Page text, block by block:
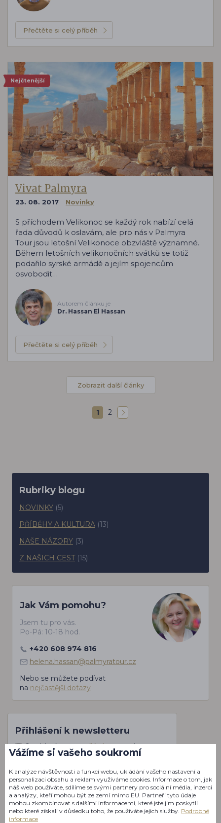
Přečtěte si celý příběh
Nejčtenější
Autorem článku je
Dr. Hassan El Hassan
Vivat Palmyra
23. 08. 2017 Novinky
S příchodem Velikonoc se každý rok nabízí celá
řada důvodů k oslavám, ale pro nás v Palmyra
Tour jsou letošní Velikonoce obzvláště významné.
Během letošních velikonočních svátků se totiž
podařilo syrské armádě a jejím spojencům
osvobodit…
Přečtěte si celý příběh
Zobrazit další články
1 2
Rubriky blogu
NOVINKY (5)
PŘÍBĚHY A KULTURA (13)
NAŠE NÁZORY (3)
Z NAŠICH CEST (15)
Jak Vám pomohu?
Jsem tu pro vás.
Po-Pá: 10-18 hod.
+420 608 974 816
helena.hassan@palmyratour.cz
Nebo se můžete podívat
na nejčastější dotazy
Přihlášení k newsletteru
Souhlasím sezasílánímnewsletteru.
Přihlásit
Články z našich cest
i ze zákulisí
Vážíme si vašeho soukromí
K analýze návštěvnosti a funkcí webu, ukládání vašeho nastavení a
personalizaci obsahu a reklam využíváme cookies. Informace o tom, jak
náš web používáte, sdílíme se svými partnery pro sociální média, inzerci
a analýzy, kteří mohou být ze zemí mimo EU. Partneři tyto údaje
mohou zkombinovat s dalšími informacemi, které jste jim poskytli
nebo které získali v důsledku toho, že používáte jejich služby. Podrobné
informace